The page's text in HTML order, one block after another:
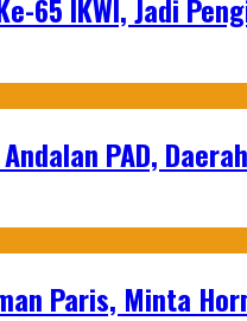
65 IKWI, Jadi
PAD,
Paris, Minta